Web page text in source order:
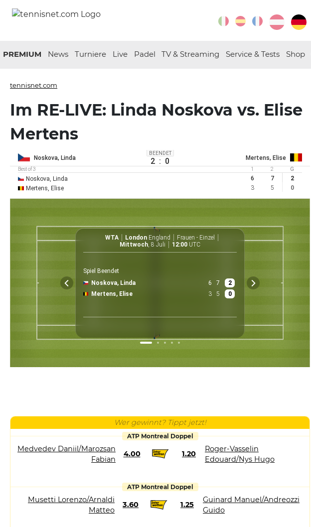
PREMIUM News Turniere Live Padel TV & Streaming Service & Tests Shop
tennisnet.com
Im RE-LIVE: Linda Noskova vs. Elise
Mertens
Noskova, Linda
BEENDET
2 : 0 Mertens, Elise
Best of 3 1 2 G
Noskova, Linda 6 7
2
Mertens, Elise
3 5 0
WTA London England
Frauen - Einzel
Mittwoch, 8 Juli 12:00 UTC
Spiel Beendet
Noskova, Linda
6 7
2
Mertens, Elise
3 5 0
Wer gewinnt? Tippt jetzt!
ATP Montreal Doppel
Medvedev Daniil/Marozsan
Fabian
4.00 1.20
Roger-Vasselin
Edouard/Nys Hugo
ATP Montreal Doppel
Musetti Lorenzo/Arnaldi
Matteo
3.60 1.25
Guinard Manuel/Andreozzi
Guido